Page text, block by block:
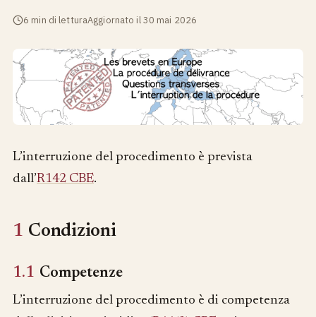
6 min di letturaAggiornato il 30 mai 2026
L’interruzione del procedimento è prevista
dall’R142 CBE.
1 Condizioni
1.1 Competenze
L’interruzione del procedimento è di competenza